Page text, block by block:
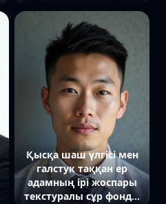
камераға қарап тұр
Қысқа шаш үлгісі мен
галстук таққан ер
адамның ірі жоспары
текстуралы сұр фонда,